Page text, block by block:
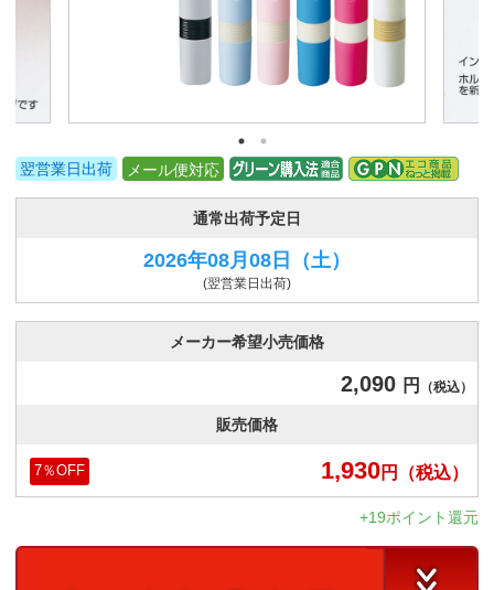
翌営業日出荷 メール便対応
通常出荷予定日
2026年08月08日 （土）
(翌営業日出荷)
メーカー希望小売価格
2,090 円 （税込）
販売価格
1,930円 （税込）
7％OFF
+19ポイント還元